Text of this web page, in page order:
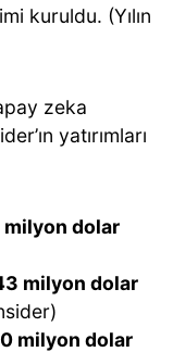
kuruldu. (Yılın
zeka
yatırımları
milyon dolar
milyon dolar
milyon dolar